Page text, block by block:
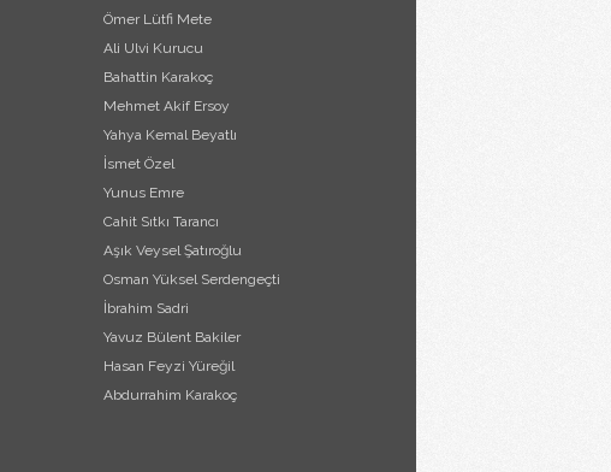
Ömer Lütfi Mete
Ali Ulvi Kurucu
Bahattin Karakoç
Mehmet Akif Ersoy
Yahya Kemal Beyatlı
İsmet Özel
Yunus Emre
Cahit Sıtkı Tarancı
Aşık Veysel Şatıroğlu
Osman Yüksel Serdengeçti
İbrahim Sadri
Yavuz Bülent Bakiler
Hasan Feyzi Yüreğil
Abdurrahim Karakoç